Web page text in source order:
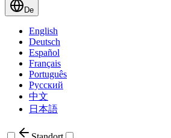
De
English
Deutsch
Español
Français
Português
Русский
中文
日本語